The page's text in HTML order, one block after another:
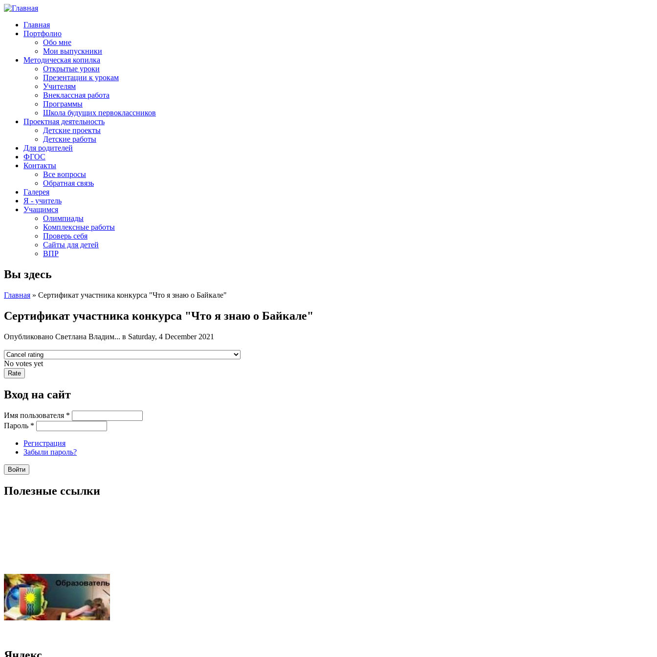
Главная
Портфолио
Обо мне
Мои выпускники
Методическая копилка
Открытые уроки
Презентации к урокам
Учителям
Внеклассная работа
Программы
Школа будущих первоклассников
Проектная деятельность
Детские проекты
Детские работы
Для родителей
ФГОС
Контакты
Все вопросы
Обратная связь
Галерея
Я - учитель
Учащимся
Олимпиады
Комплексные работы
Проверь себя
Сайты для детей
ВПР
Вы здесь
Главная » Сертификат участника конкурса "Что я знаю о Байкале"
Сертификат участника конкурса "Что я знаю о Байкале"
Опубликовано Светлана Владим... в Saturday, 4 December 2021
No votes yet
Вход на сайт
Имя пользователя *
Пароль *
Регистрация
Забыли пароль?
Полезные ссылки